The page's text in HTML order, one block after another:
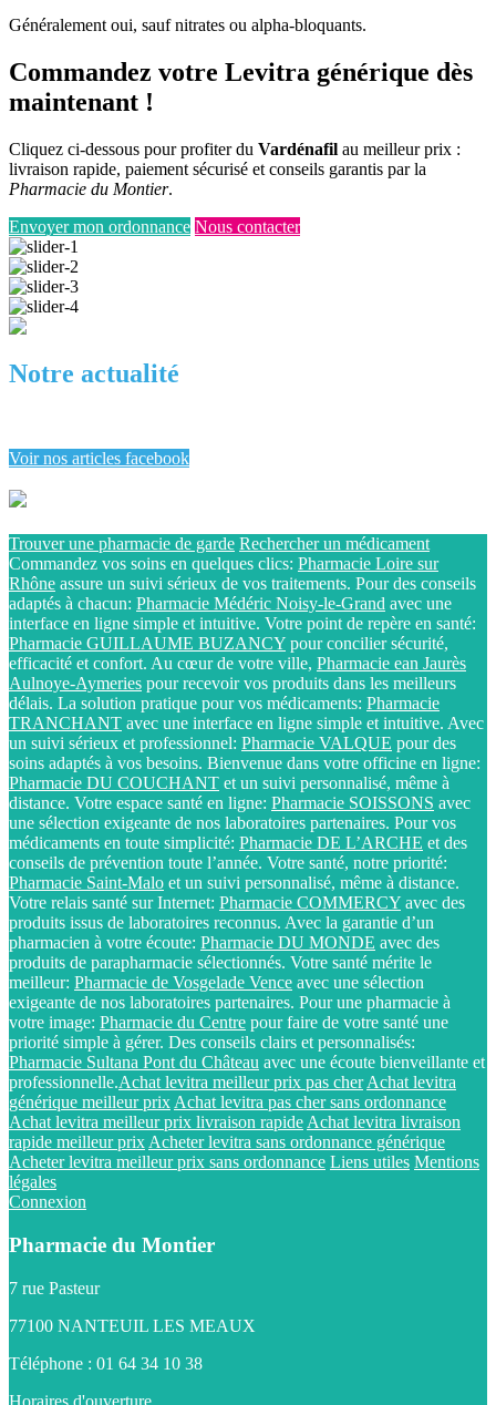
Généralement oui, sauf nitrates ou alpha-bloquants.
Commandez votre Levitra générique dès
maintenant !
Cliquez ci-dessous pour profiter du Vardénafil au meilleur prix :
livraison rapide, paiement sécurisé et conseils garantis par la
Pharmacie du Montier.
Envoyer mon ordonnance Nous contacter
Notre actualité
Voir nos articles facebook
Trouver une pharmacie de garde Rechercher un médicament
Commandez vos soins en quelques clics: Pharmacie Loire sur
Rhône assure un suivi sérieux de vos traitements. Pour des conseils
adaptés à chacun: Pharmacie Médéric Noisy-le-Grand avec une
interface en ligne simple et intuitive. Votre point de repère en santé:
Pharmacie GUILLAUME BUZANCY pour concilier sécurité,
efficacité et confort. Au cœur de votre ville, Pharmacie ean Jaurès
Aulnoye-Aymeries pour recevoir vos produits dans les meilleurs
délais. La solution pratique pour vos médicaments: Pharmacie
TRANCHANT avec une interface en ligne simple et intuitive. Avec
un suivi sérieux et professionnel: Pharmacie VALQUE pour des
soins adaptés à vos besoins. Bienvenue dans votre officine en ligne:
Pharmacie DU COUCHANT et un suivi personnalisé, même à
distance. Votre espace santé en ligne: Pharmacie SOISSONS avec
une sélection exigeante de nos laboratoires partenaires. Pour vos
médicaments en toute simplicité: Pharmacie DE L’ARCHE et des
conseils de prévention toute l’année. Votre santé, notre priorité:
Pharmacie Saint-Malo et un suivi personnalisé, même à distance.
Votre relais santé sur Internet: Pharmacie COMMERCY avec des
produits issus de laboratoires reconnus. Avec la garantie d’un
pharmacien à votre écoute: Pharmacie DU MONDE avec des
produits de parapharmacie sélectionnés. Votre santé mérite le
meilleur: Pharmacie de Vosgelade Vence avec une sélection
exigeante de nos laboratoires partenaires. Pour une pharmacie à
votre image: Pharmacie du Centre pour faire de votre santé une
priorité simple à gérer. Des conseils clairs et personnalisés:
Pharmacie Sultana Pont du Château avec une écoute bienveillante et
professionnelle.Achat levitra meilleur prix pas cher Achat levitra
générique meilleur prix Achat levitra pas cher sans ordonnance
Achat levitra meilleur prix livraison rapide Achat levitra livraison
rapide meilleur prix Acheter levitra sans ordonnance générique
Acheter levitra meilleur prix sans ordonnance Liens utiles Mentions
légales
Connexion
Pharmacie du Montier
7 rue Pasteur
77100 NANTEUIL LES MEAUX
Téléphone : 01 64 34 10 38
Horaires d'ouverture